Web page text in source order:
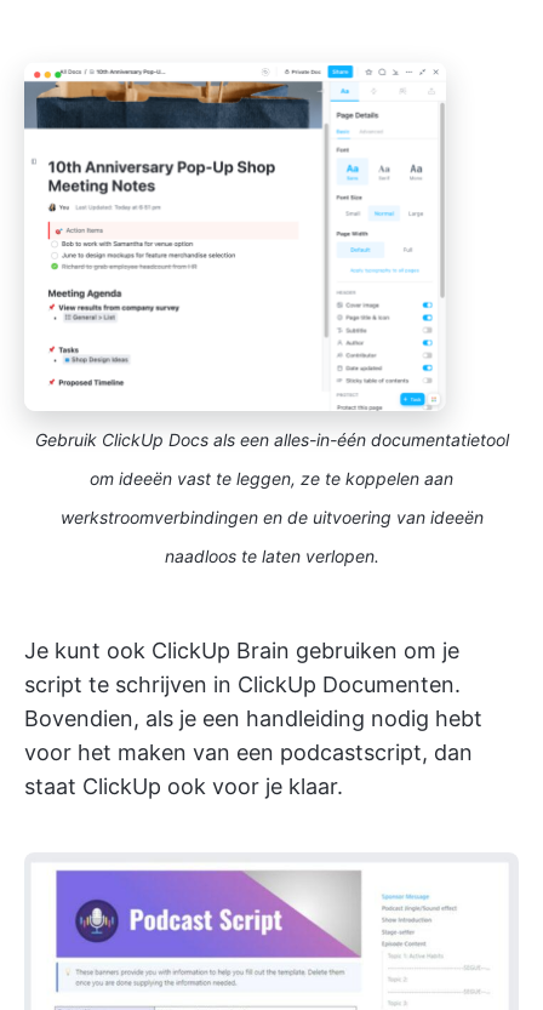
Gebruik ClickUp Docs als een alles-in-één documentatietool
om ideeën vast te leggen, ze te koppelen aan
werkstroomverbindingen en de uitvoering van ideeën
naadloos te laten verlopen.
Je kunt ook ClickUp Brain gebruiken om je
script te schrijven in ClickUp Documenten.
Bovendien, als je een handleiding nodig hebt
voor het maken van een podcastscript, dan
staat ClickUp ook voor je klaar.